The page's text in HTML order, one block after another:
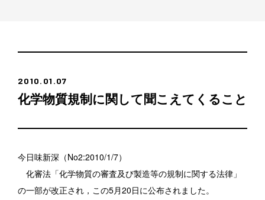
2010.01.07
化学物質規制に関して聞こえてくること
今日味新深（No2:2010/1/7）
化審法「化学物質の審査及び製造等の規制に関する法律」
の一部が改正され，この5月20日に公布されました。